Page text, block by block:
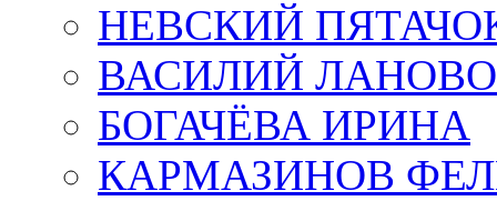
НЕВСКИЙ
ВАСИЛИЙ
БОГАЧЁВА ИРИНА
КАРМАЗИНОВ